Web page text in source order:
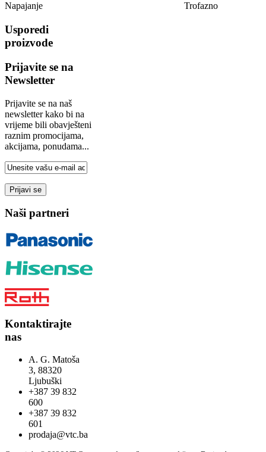
Napajanje
Trofazno
Usporedi
proizvode
Prijavite se na
Newsletter
Prijavite se na naš
newsletter kako bi na
vrijeme bili obavješteni
raznim promocijama,
akcijama, ponudama...
Naši partneri
Kontaktirajte
nas
A. G. Matoša
3, 88320
Ljubuški
+387 39 832
600
+387 39 832
601
prodaja@vtc.ba